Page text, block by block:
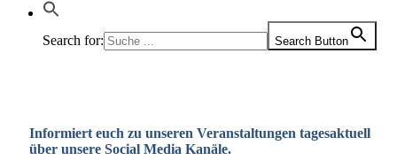
Search for: Search Button
Informiert euch zu unseren Veranstaltungen tagesaktuell
über unsere Social Media Kanäle.